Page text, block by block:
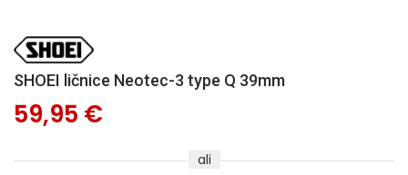
SHOEI ličnice Neotec-3 type Q 39mm
59,95 €
ali